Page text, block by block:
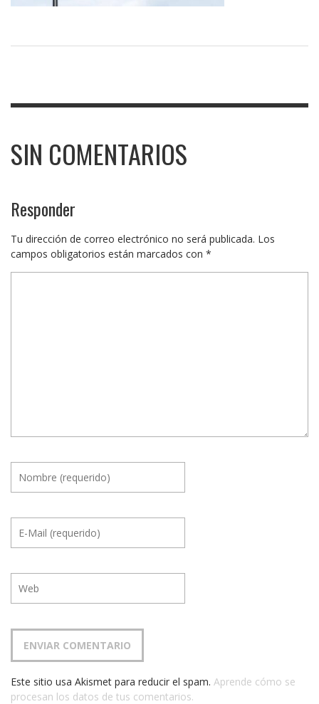
SIN COMENTARIOS
Responder
Tu dirección de correo electrónico no será publicada. Los
campos obligatorios están marcados con *
Este sitio usa Akismet para reducir el spam. Aprende cómo se
procesan los datos de tus comentarios.